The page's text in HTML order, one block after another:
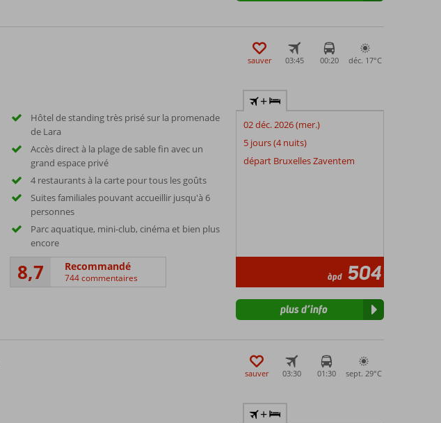
sauver 03:45 00:20 déc. 17°C
Hôtel de standing très prisé sur la promenade
de Lara
Accès direct à la plage de sable fin avec un
grand espace privé
4 restaurants à la carte pour tous les goûts
Suites familiales pouvant accueillir jusqu'à 6
personnes
Parc aquatique, mini-club, cinéma et bien plus
encore
8,7 Recommandé
744 commentaires
+
02 déc. 2026 (mer.)
5 jours (4 nuits)
départ Bruxelles Zaventem
àpd 504
plus d’info
sauver 03:30 01:30 sept. 29°C
+